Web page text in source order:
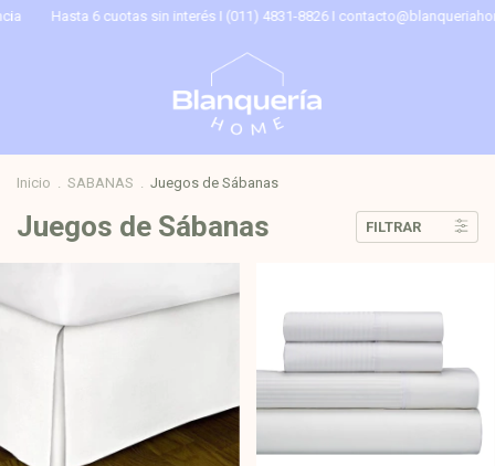
6 cuotas sin interés I (011) 4831-8826 Icontacto@blanqueriahome.com I
Inicio . SABANAS . Juegos de Sábanas
Juegos de Sábanas FILTRAR